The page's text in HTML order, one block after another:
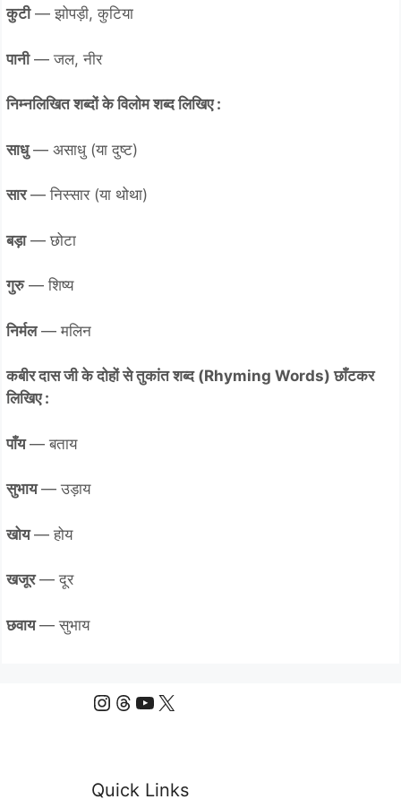
कुटी— झोपड़ी, कुटिया
पानी— जल, नीर
निम्नलिखित शब्दों के विलोम शब्द लिखिए :
साधु— असाधु (या दुष्ट)
सार— निस्सार (या थोथा)
बड़ा— छोटा
गुरु— शिष्य
निर्मल— मलिन
कबीर दास जी के दोहों से तुकांत शब्द (Rhyming Words) छाँटकर
लिखिए :
पाँय— बताय
सुभाय— उड़ाय
खोय— होय
खजूर— दूर
छवाय— सुभाय
Instagram
Threads
YouTube
X
Quick Links